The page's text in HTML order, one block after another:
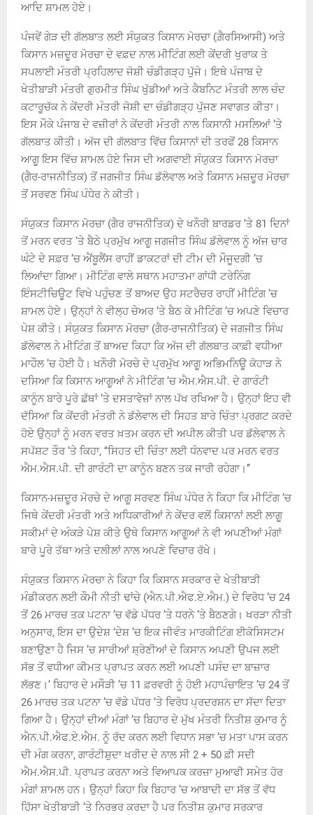
ਆਦਿ ਸ਼ਾਮਲ ਹੋਏ।
ਪੰਜਵੇਂ ਗੇੜ ਦੀ ਗੱਲਬਾਤ ਲਈ ਸੰਯੁਕਤ ਕਿਸਾਨ ਮੋਰਚਾ (ਗ਼ੈਰਸਿਆਸੀ) ਅਤੇ
ਕਿਸਾਨ ਮਜ਼ਦੂਰ ਮੋਰਚਾ ਦੇ ਵਫ਼ਦ ਨਾਲ ਮੀਟਿੰਗ ਲਈ ਕੇਂਦਰੀ ਖੁਰਾਕ ਤੇ
ਸਪਲਾਈ ਮੰਤਰੀ ਪ੍ਰਹਿਲਾਦ ਜੋਸ਼ੀ ਚੰਡੀਗੜ੍ਹ ਪੁੱਜੇ। ਇਥੇ ਪੰਜਾਬ ਦੇ
ਖੇਤੀਬਾੜੀ ਮੰਤਰੀ ਗੁਰਮੀਤ ਸਿੰਘ ਖੁੱਡੀਆਂ ਅਤੇ ਕੈਬਨਿਟ ਮੰਤਰੀ ਲਾਲ ਚੰਦ
ਕਟਾਰੂਚੱਕ ਨੇ ਕੇਂਦਰੀ ਮੰਤਰੀ ਜੋਸ਼ੀ ਦਾ ਚੰਡੀਗੜ੍ਹ ਪੁੱਜਣ ਸਵਾਗਤ ਕੀਤਾ।
ਇਸ ਮੌਕੇ ਪੰਜਾਬ ਦੇ ਵਜ਼ੀਰਾਂ ਨੇ ਕੇਂਦਰੀ ਮੰਤਰੀ ਨਾਲ ਕਿਸਾਨੀ ਮਸਲਿਆਂ ’ਤੇ
ਗੱਲਬਾਤ ਕੀਤੀ। ਅੱਜ ਦੀ ਗੱਲਬਾਤ ਵਿੱਚ ਕਿਸਾਨਾਂ ਦੀ ਤਰਫੋਂ 28 ਕਿਸਾਨ
ਆਗੂ ਇਸ ਵਿੱਚ ਸ਼ਾਮਲ ਹੋਏ ਜਿਸ ਦੀ ਅਗਵਾਈ ਸੰਯੁਕਤ ਕਿਸਾਨ ਮੋਰਚਾ
(ਗੈਰ-ਰਾਜਨੀਤਿਕ) ਤੋਂ ਜਗਜੀਤ ਸਿੰਘ ਡੱਲੇਵਾਲ ਅਤੇ ਕਿਸਾਨ ਮਜ਼ਦੂਰ ਮੋਰਚਾ
ਤੋਂ ਸਰਵਣ ਸਿੰਘ ਪੰਧੇਰ ਨੇ ਕੀਤੀ।
ਸੰਯੁਕਤ ਕਿਸਾਨ ਮੋਰਚਾ (ਗੈਰ ਰਾਜਨੀਤਿਕ) ਦੇ ਖਨੌਰੀ ਬਾਰਡਰ ’ਤੇ 81 ਦਿਨਾਂ
ਤੋਂ ਮਰਨ ਵਰਤ ’ਤੇ ਬੈਠੇ ਪ੍ਰਮੁੱਖ ਆਗੂ ਜਗਜੀਤ ਸਿੰਘ ਡੱਲੇਵਾਲ ਨੂੰ ਅੱਜ ਚਾਰ
ਘੰਟੇ ਦੇ ਸਫ਼ਰ ’ਚ ਐਂਬੂਲੈਂਸ ਰਾਹੀਂ ਡਾਕਟਰਾਂ ਦੀ ਟੀਮ ਦੀ ਮੌਜੂਦਗੀ ’ਚ
ਲਿਆਂਦਾ ਗਿਆ। ਮੀਟਿੰਗ ਵਾਲੇ ਸਥਾਨ ਮਹਾਤਮਾ ਗਾਂਧੀ ਟਰੇਨਿੰਗ
ਇੰਸਟੀਚਿਊਟ ਵਿਖੇ ਪਹੁੰਚਣ ਤੋਂ ਬਾਅਦ ਉਹ ਸਟਰੈਚਰ ਰਾਹੀਂ ਮੀਟਿੰਗ ’ਚ
ਸ਼ਾਮਲ ਹੋਏ। ਉਨ੍ਹਾਂ ਨੇ ਵੀਲ੍ਹ ਚੇਅਰ ’ਤੇ ਬੈਠ ਕੇ ਮੀਟਿੰਗ ’ਚ ਅਪਣੇ ਵਿਚਾਰ
ਪੇਸ਼ ਕੀਤੇ। ਸੰਯੁਕਤ ਕਿਸਾਨ ਮੋਰਚਾ (ਗੈਰ-ਰਾਜਨੀਤਿਕ) ਦੇ ਜਗਜੀਤ ਸਿੰਘ
ਡੱਲੇਵਾਲ ਨੇ ਮੀਟਿੰਗ ਤੋਂ ਬਾਅਦ ਕਿਹਾ ਕਿ ਅੱਜ ਦੀ ਗੱਲਬਾਤ ਕਾਫ਼ੀ ਵਧੀਆ
ਮਾਹੌਲ ’ਚ ਹੋਈ ਹੈ। ਖਨੌਰੀ ਮੋਰਚੇ ਦੇ ਪ੍ਰਮੁੱਖ ਆਗੂ ਅਭਿਮਨਿਊ ਕੋਹਾੜ ਨੇ
ਦਸਿਆ ਕਿ ਕਿਸਾਨ ਆਗੂਆਂ ਨੇ ਮੀਟਿੰਗ ’ਚ ਐਮ.ਐਸ.ਪੀ. ਦੇ ਗਾਰੰਟੀ
ਕਾਨੂੰਨ ਬਾਰੇ ਪੂਰੇ ਛੱਥਾਂ ’ਤੇ ਦਸਤਾਵੇਜ਼ਾਂ ਨਾਲ ਪੱਖ ਰਖਿਆ ਹੈ। ਉਨ੍ਹਾਂ ਇਹ ਵੀ
ਦੱਸਿਆ ਕਿ ਕੇਂਦਰੀ ਮੰਤਰੀ ਨੇ ਡੱਲੇਵਾਲ ਦੀ ਸਿਹਤ ਬਾਰੇ ਚਿੰਤਾ ਪ੍ਰਗਟ ਕਰਦੇ
ਹੋਏ ਉਨ੍ਹਾਂ ਨੂੰ ਮਰਨ ਵਰਤ ਖ਼ਤਮ ਕਰਨ ਦੀ ਅਪੀਲ ਕੀਤੀ ਪਰ ਡੱਲੇਵਾਲ ਨੇ
ਸਪੱਸ਼ਟ ਤੌਰ ’ਤੇ ਕਿਹਾ, ‘‘ਸਿਹਤ ਦੀ ਚਿੰਤਾ ਲਈ ਧੰਨਵਾਦ ਪਰ ਮਰਨ ਵਰਤ
ਐਮ.ਐਸ.ਪੀ. ਦੀ ਗਾਰੰਟੀ ਦਾ ਕਾਨੂੰਨ ਬਣਨ ਤਕ ਜਾਰੀ ਰਹੇਗਾ।’’
ਕਿਸਾਨ-ਮਜ਼ਦੂਰ ਮੋਰਚੇ ਦੇ ਆਗੂ ਸਰਵਣ ਸਿੰਘ ਪੰਧੇਰ ਨੇ ਕਿਹਾ ਕਿ ਮੀਟਿੰਗ ’ਚ
ਜਿਥੇ ਕੇਂਦਰੀ ਮੰਤਰੀ ਅਤੇ ਅਧਿਕਾਰੀਆਂ ਨੇ ਕੇਂਦਰ ਵਲੋਂ ਕਿਸਾਨਾਂ ਲਈ ਲਾਗੂ
ਸਕੀਮਾਂ ਦੇ ਅੰਕੜੇ ਪੇਸ਼ ਕੀਤੇ ਉਥੇ ਕਿਸਾਨ ਆਗੂਆਂ ਨੇ ਵੀ ਅਪਣੀਆਂ ਮੰਗਾਂ
ਬਾਰੇ ਪੂਰੇ ਤੱਥਾ ਅਤੇ ਦਲੀਲਾਂ ਨਾਲ ਅਪਣੇ ਵਿਚਾਰ ਰੱਖੇ।
ਸੰਯੁਕਤ ਕਿਸਾਨ ਮੋਰਚਾ ਨੇ ਕਿਹਾ ਕਿ ਕਿਸਾਨ ਸਰਕਾਰ ਦੇ ਖੇਤੀਬਾੜੀ
ਮੰਡੀਕਰਨ ਲਈ ਕੌਮੀ ਨੀਤੀ ਢਾਂਚੇ (ਐਨ.ਪੀ.ਐਫ.ਏ.ਐਮ.) ਦੇ ਵਿਰੋਧ ’ਚ 24
ਤੋਂ 26 ਮਾਰਚ ਤਕ ਪਟਨਾ ’ਚ ਵੱਡੇ ਪੱਧਰ ’ਤੇ ਧਰਨੇ ’ਤੇ ਬੈਠਣਗੇ। ਖਰੜਾ ਨੀਤੀ
ਅਨੁਸਾਰ, ਇਸ ਦਾ ਉਦੇਸ਼ ‘ਦੇਸ਼ ’ਚ ਇਕ ਜੀਵੰਤ ਮਾਰਕੀਟਿੰਗ ਈਕੋਸਿਸਟਮ
ਬਣਾਉਣਾ ਹੈ ਜਿਸ ’ਚ ਸਾਰੀਆਂ ਸ਼੍ਰੇਣੀਆਂ ਦੇ ਕਿਸਾਨ ਅਪਣੀ ਉਪਜ ਲਈ
ਸੱਭ ਤੋਂ ਵਧੀਆ ਕੀਮਤ ਪ੍ਰਾਪਤ ਕਰਨ ਲਈ ਅਪਣੀ ਪਸੰਦ ਦਾ ਬਾਜ਼ਾਰ
ਲੱਭਣ।’ ਬਿਹਾਰ ਦੇ ਮਸੌੜੀ ’ਚ 11 ਫ਼ਰਵਰੀ ਨੂੰ ਹੋਈ ਮਹਾਪੰਚਾਇਤ ’ਚ 24 ਤੋਂ
26 ਮਾਰਚ ਤਕ ਪਟਨਾ ’ਚ ਵੱਡੇ ਪੱਧਰ ’ਤੇ ਵਿਰੋਧ ਪ੍ਰਦਰਸ਼ਨ ਦਾ ਸੱਦਾ ਦਿਤਾ
ਗਿਆ ਹੈ। ਉਨ੍ਹਾਂ ਦੀਆਂ ਮੰਗਾਂ ’ਚ ਬਿਹਾਰ ਦੇ ਮੁੱਖ ਮੰਤਰੀ ਨਿਤੀਸ਼ ਕੁਮਾਰ ਨੂੰ
ਐਨ.ਪੀ.ਐਫ.ਏ.ਐਮ. ਨੂੰ ਰੱਦ ਕਰਨ ਲਈ ਵਿਧਾਨ ਸਭਾ ’ਚ ਮਤਾ ਪਾਸ ਕਰਨ
ਦੀ ਮੰਗ ਕਰਨਾ, ਗਾਰੰਟੀਸ਼ੁਦਾ ਖਰੀਦ ਦੇ ਨਾਲ ਸੀ 2 + 50 ਫ਼ੀ ਸਦੀ
ਐਮ.ਐਸ.ਪੀ. ਪ੍ਰਾਪਤ ਕਰਨਾ ਅਤੇ ਵਿਆਪਕ ਕਰਜ਼ਾ ਮੁਆਫੀ ਸਮੇਤ ਹੋਰ
ਮੰਗਾਂ ਸ਼ਾਮਲ ਹਨ। ਉਨ੍ਹਾਂ ਕਿਹਾ ਕਿ ਬਿਹਾਰ ’ਚ ਆਬਾਦੀ ਦਾ ਸੱਭ ਤੋਂ ਵੱਧ
ਹਿੱਸਾ ਖੇਤੀਬਾੜੀ ’ਤੇ ਨਿਰਭਰ ਕਰਦਾ ਹੈ ਪਰ ਨਿਤੀਸ਼ ਕੁਮਾਰ ਸਰਕਾਰ